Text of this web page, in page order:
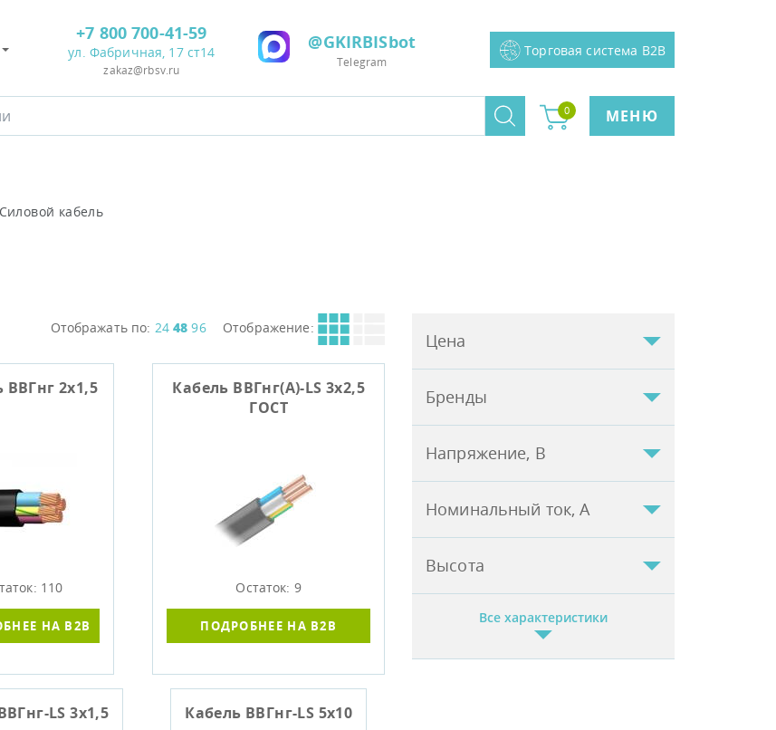
+7 800 700-41-59
ул. Фабричная, 17 ст14
zakaz@rbsv.ru
@GKIRBISbot
Telegram
Торговая система B2B
0 МЕНЮ
Силовой кабель
Цена
Бренды
Напряжение, В
Номинальный ток, А
Высота
Все характеристики
Отображать по: 24 48 96 Отображение:
ВВГнг 2х1,5
110
НА B2B
Кабель ВВГнг(A)-LS 3х2,5
ГОСТ
Остаток: 9
ПОДРОБНЕЕ НА B2B
LS 3х1,5 Кабель ВВГнг-LS 5х10